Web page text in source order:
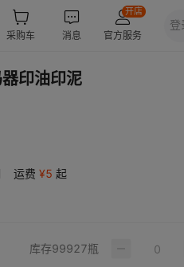
印油印泥
运费 ¥5 起
库存99927瓶